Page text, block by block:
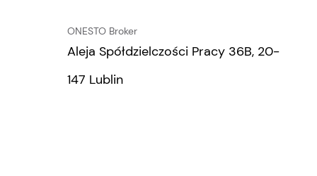
ONESTO Broker
Aleja Spółdzielczości Pracy 36B, 20-
147 Lublin